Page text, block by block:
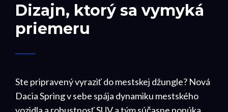
Dizajn, ktorý sa vymyká
priemeru
Ste pripravený vyraziť do mestskej džungle? Nová
Dacia Spring v sebe spája dynamiku mestského
vozidla a robustnosť SUV a tým súčasne ponúka